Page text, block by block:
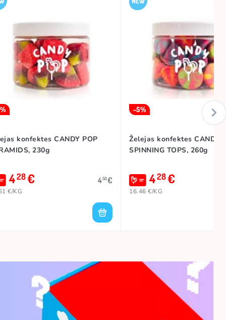
konfektes CANDY POP
230g
428€ 450€
€/KG
-5%
Želejas konfektes CANDY
SPINNING TOPS, 260g
428€
16.46 €/KG